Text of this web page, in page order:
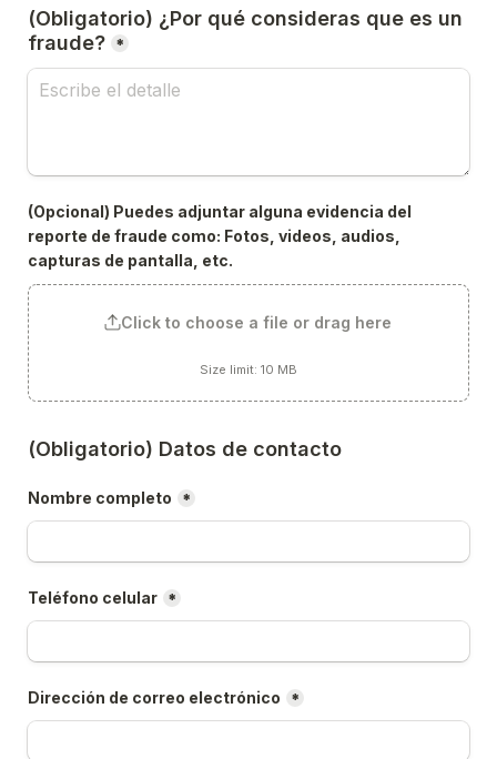
(Obligatorio) ¿Por qué consideras que es un
fraude? *
(Opcional) Puedes adjuntar alguna evidencia del
reporte de fraude como: Fotos, videos, audios,
capturas de pantalla, etc.
Click to choose a file or drag here
Size limit: 10 MB
(Obligatorio) Datos de contacto
Nombre completo *
Teléfono celular *
Dirección de correo electrónico *